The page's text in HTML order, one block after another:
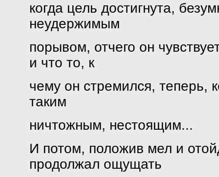
когда цель достигнута,
неудержимым
порывом, отчего он
и что то, к
чему он стремился, теперь,
таким
ничтожным, нестоящим...
И потом, положив мел и
продолжал ощущать